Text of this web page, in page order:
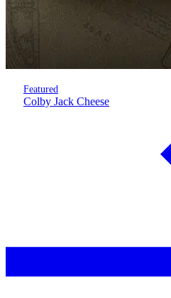
Featured
Colby Jack Cheese